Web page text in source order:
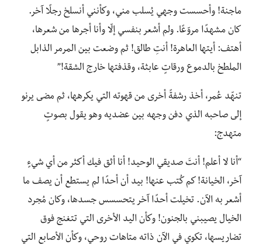
ماجنة! وأحسست وجهي يُسلب مني، وكأنني أنسلخ رجلًا آخر.
كان مشهدًا مروّعًا. ولم أشعر بنفسي إلّا وأنا أجرها من شعرها،
أهتف: أيتها العاهرة! أنتِ طالق! ثم وضعت بين المرمر الذابل
الملطخ بالدموع ورقاتٍ عابثة، وقذفتها خارج الشقة!”
تنهّد عُمر، أخذ رشفةً أخرى من قهوته التي يكرهها، ثم مضى يرنو
إلى صاحبه الذي دفن وجهه بين عضديه وهو يقول بصوتٍ
متهدج:
“أنا لا أعلم! أنتَ صديقي الوحيد! أنا أثق فيك أكثر من أي شيءٍ
آخر، الخيانة! كم كُتب عنها! بيد أن أحدًا لم يستطع أن يصف ما
أشعر به الآن. تخيلت أحدًا آخر يتحسسس جسدها، وكان مُجرد
الخيال يصيبني بالجنون! وكأن اليد الأخرى التي تتغنج فوق
تضاريسها، تكوي في الآن ذاته متاهات روحي، وكأن الأصابع التي